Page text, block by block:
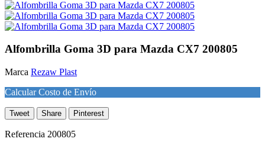
Alfombrilla Goma 3D para Mazda CX7 200805
Marca Rezaw Plast
Calcular Costo de Envío
Tweet Share Pinterest
Referencia 200805